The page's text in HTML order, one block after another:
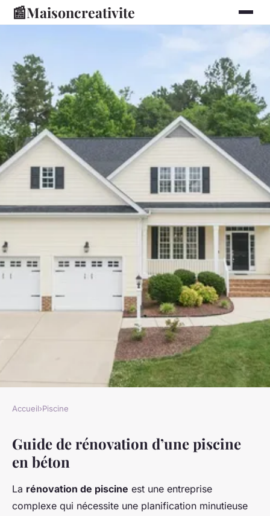
📰Maisoncreativite
Rénovation d'une piscine en
béton: comment faire ?
Marie•7 avril 2025• 6 min de lecture
Accueil›Piscine
Guide de rénovation d’une piscine
en béton
La rénovation de piscine est une entreprise
complexe qui nécessite une planification minutieuse